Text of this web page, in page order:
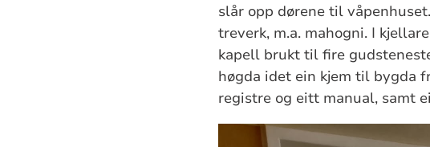
slår opp dørene til
treverk, m.a. mahogni. I
kapell brukt til fire
høgda idet ein kjem til bygda
registre og eitt manual, samt